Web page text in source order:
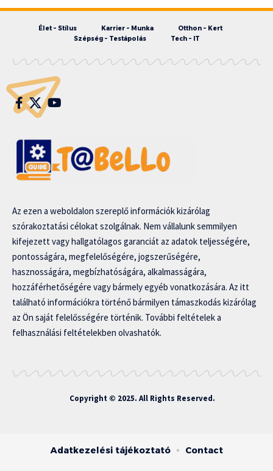
Élet – Stílus Karrier – Munka
Otthon – Kert
Szépség – Testápolás
Tech – IT
Az ezen a weboldalon szereplő információk kizárólag
szórakoztatási célokat szolgálnak. Nem vállalunk semmilyen
kifejezett vagy hallgatólagos garanciát az adatok teljességére,
pontosságára, megfelelőségére, jogszerűségére,
hasznosságára, megbízhatóságára, alkalmasságára,
hozzáférhetőségére vagy bármely egyéb vonatkozására. Az itt
található információkra történő bármilyen támaszkodás kizárólag
az Ön saját felelősségére történik. További feltételek a
felhasználási feltételekben olvashatók.
Copyright © 2025. All Rights Reserved.
Adatkezelési tájékoztató Contact